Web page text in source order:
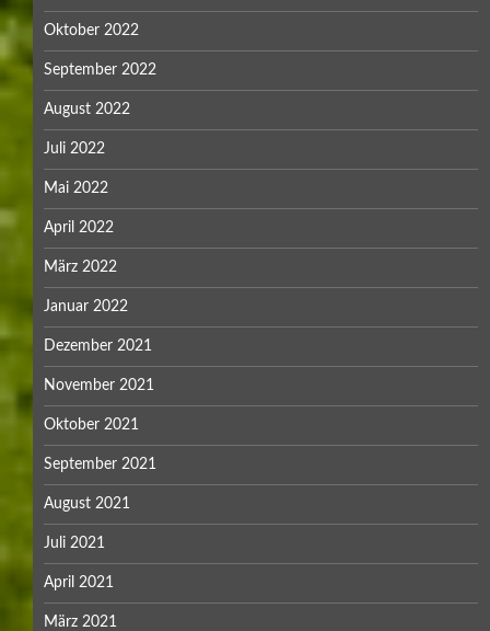
Oktober 2022
September 2022
August 2022
Juli 2022
Mai 2022
April 2022
März 2022
Januar 2022
Dezember 2021
November 2021
Oktober 2021
September 2021
August 2021
Juli 2021
April 2021
März 2021